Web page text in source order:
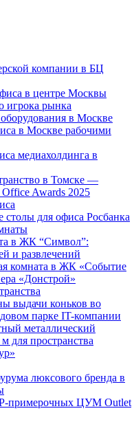
компании в БЦ
в центре Москвы
игрока рынка
в Москве
в Москве рабочими
медиахолдинга в
в Томске —
Awards 2025
столы для офиса Росбанка
в ЖК “Символ”:
и развлечений
комната в ЖК «Событие
«Донстрой»
выдачи коньков во
парке IT-компании
металлический
для пространства
люксового бренда в
примерочных ЦУМ Outlet